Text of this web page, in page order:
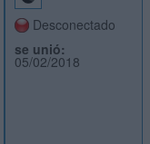
Desconectado
se unió:
05/02/2018